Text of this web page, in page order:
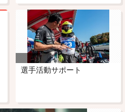
選手活動サポート